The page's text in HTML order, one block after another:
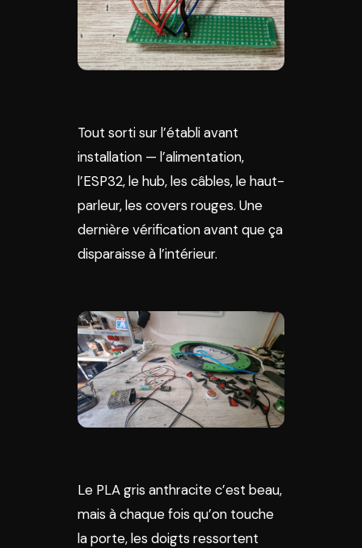
Tout sorti sur l’établi avant
installation — l’alimentation,
l’ESP32, le hub, les câbles, le haut-
parleur, les covers rouges. Une
dernière vérification avant que ça
disparaisse à l’intérieur.
Le PLA gris anthracite c’est beau,
mais à chaque fois qu’on touche
la porte, les doigts ressortent